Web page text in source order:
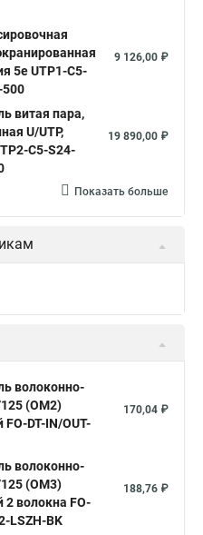
5e UTP1-C5-
500
9 126,00 ₽
витая пара,
U/UTP,
C5-S24-
19 890,00 ₽
Показать больше
волоконно-
(OM2)
DT-IN/OUT-
170,04 ₽
волоконно-
(OM3)
волокна FO-
LSZH-BK
188,76 ₽